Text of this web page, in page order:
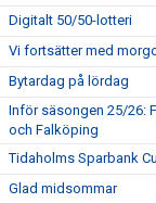
Digitalt 50/50-lotteri
Vi fortsätter med
Bytardag på lördag
Inför säsongen 25/26:
och Falköping
Tidaholms Sparbank
Glad midsommar